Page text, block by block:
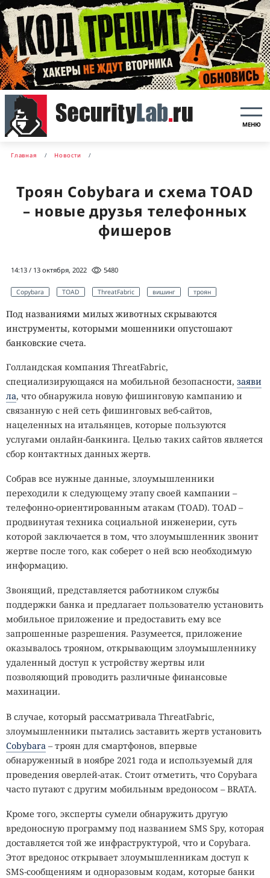
МЕНЮ
Главная Новости
Троян Cobybara и схема TOAD
– новые друзья телефонных
фишеров
14:13 / 13 октября, 2022 5480
Copybara TOAD ThreatFabric вишинг троян
Под названиями милых животных скрываются
инструменты, которыми мошенники опустошают
банковские счета.
Голландская компания ThreatFabric,
специализирующаяся на мобильной безопасности, заяви
ла, что обнаружила новую фишинговую кампанию и
связанную с ней сеть фишинговых веб-сайтов,
нацеленных на итальянцев, которые пользуются
услугами онлайн-банкинга. Целью таких сайтов является
сбор контактных данных жертв.
Собрав все нужные данные, злоумышленники
переходили к следующему этапу своей кампании –
телефонно-ориентированным атакам (TOAD). TOAD –
продвинутая техника социальной инженерии, суть
которой заключается в том, что злоумышленник звонит
жертве после того, как соберет о ней всю необходимую
информацию.
Звонящий, представляется работником службы
поддержки банка и предлагает пользователю установить
мобильное приложение и предоставить ему все
запрошенные разрешения. Разумеется, приложение
оказывалось трояном, открывающим злоумышленнику
удаленный доступ к устройству жертвы или
позволяющий проводить различные финансовые
махинации.
В случае, который рассматривала ThreatFabric,
злоумышленники пытались заставить жертв установить
Cobybara – троян для смартфонов, впервые
обнаруженный в ноябре 2021 года и используемый для
проведения оверлей-атак. Стоит отметить, что Copybara
часто путают с другим мобильным вредоносом – BRATA.
Кроме того, эксперты сумели обнаружить другую
вредоносную программу под названием SMS Spy, которая
доставляется той же инфраструктурой, что и Copybara.
Этот вредонос открывает злоумышленникам доступ к
SMS-сообщениям и одноразовым кодам, которые банки